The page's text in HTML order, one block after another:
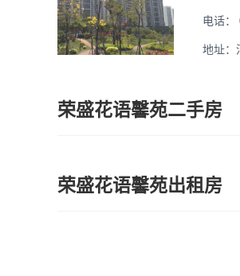
电话：
地址：
荣盛花语馨苑二手房
荣盛花语馨苑出租房